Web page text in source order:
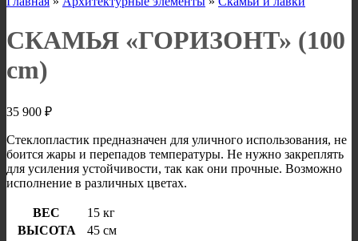
СКАМЬЯ «ГОРИЗОНТ» (100
cm)
35 900 ₽
Стеклопластик предназначен для уличного использования, не
боится жары и перепадов температуры. Не нужно закреплять
для усиления устойчивости, так как они прочные. Возможно
исполнение в различных цветах.
ВЕС
15 кг
ВЫСОТА
45 см